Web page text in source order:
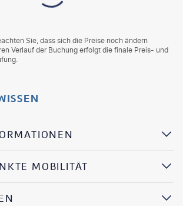
Sie, dass sich die Preise noch ändern
Verlauf der Buchung erfolgt die finale Preis- und
MOBILITÄT